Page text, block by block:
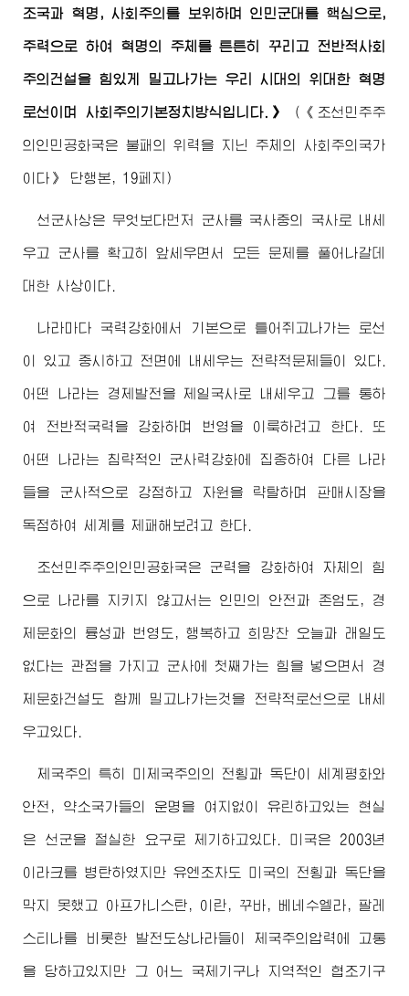
조국과 혁명, 사회주의를 보위하며 인민군대를 핵심으로,
주력으로 하여 혁명의 주체를 튼튼히 꾸리고 전반적사회
주의건설을 힘있게 밀고나가는 우리 시대의 위대한 혁명
로선이며 사회주의기본정치방식입니다.》 (《조선민주주
의인민공화국은 불패의 위력을 지닌 주체의 사회주의국가
이다》 단행본, 19페지)
선군사상은 무엇보다먼저 군사를 국사중의 국사로 내세
우고 군사를 확고히 앞세우면서 모든 문제를 풀어나갈데
대한 사상이다.
나라마다 국력강화에서 기본으로 틀어쥐고나가는 로선
이 있고 중시하고 전면에 내세우는 전략적문제들이 있다.
어떤 나라는 경제발전을 제일국사로 내세우고 그를 통하
여 전반적국력을 강화하며 번영을 이룩하려고 한다. 또
어떤 나라는 침략적인 군사력강화에 집중하여 다른 나라
들을 군사적으로 강점하고 자원을 략탈하며 판매시장을
독점하여 세계를 제패해보려고 한다.
조선민주주의인민공화국은 군력을 강화하여 자체의 힘
으로 나라를 지키지 않고서는 인민의 안전과 존엄도, 경
제문화의 륭성과 번영도, 행복하고 희망찬 오늘과 래일도
없다는 관점을 가지고 군사에 첫째가는 힘을 넣으면서 경
제문화건설도 함께 밀고나가는것을 전략적로선으로 내세
우고있다.
제국주의 특히 미제국주의의 전횡과 독단이 세계평화와
안전, 약소국가들의 운명을 여지없이 유린하고있는 현실
은 선군을 절실한 요구로 제기하고있다. 미국은 2003년
이라크를 병탄하였지만 유엔조차도 미국의 전횡과 독단을
막지 못했고 아프가니스탄, 이란, 꾸바, 베네수엘라, 팔레
스티나를 비롯한 발전도상나라들이 제국주의압력에 고통
을 당하고있지만 그 어느 국제기구나 지역적인 협조기구